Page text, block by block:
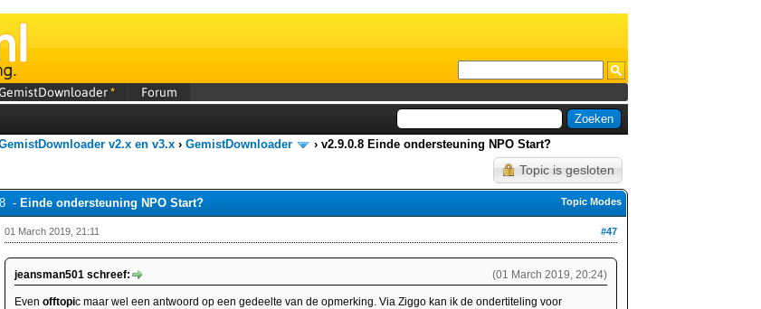
* Forum
v2.x en v3.x › GemistDownloader › v2.9.0.8 Einde ondersteuning NPO Start?
Topic is gesloten
Topic Modes
- Einde ondersteuning NPO Start?
#47
01 March 2019, 21:11
(01 March 2019, 20:24)
jeansman501 schreef:
Even offtopic maar wel een antwoord op een gedeelte van de opmerking. Via Ziggo kan ik de ondertiteling voor